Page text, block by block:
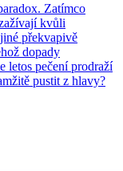
Zatímco
kvůli
překvapivě
dopady
letos pečení prodraží
pustit z hlavy?